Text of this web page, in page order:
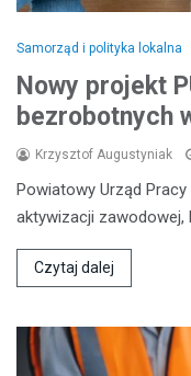
Samorząd i polityka lokalna
Nowy projekt
bezrobotnych
Krzysztof Augustyniak
Powiatowy Urząd
aktywizacji
Czytaj dalej